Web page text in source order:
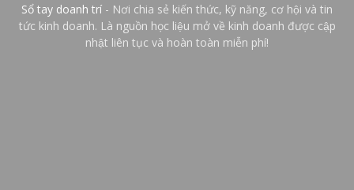
Sổ tay doanh trí - Nơi chia sẻ kiến thức, kỹ năng, cơ hội và tin
tức kinh doanh. Là nguồn học liệu mở về kinh doanh được cập
nhật liên tục và hoàn toàn miễn phí!